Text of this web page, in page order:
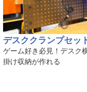
デスククランプセッ
ゲーム好き必見！デスク
掛け収納が作れる